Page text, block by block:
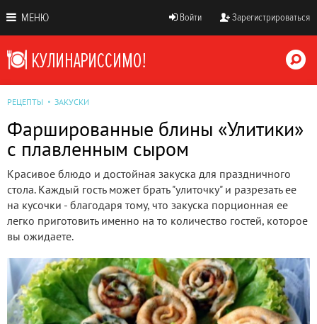
МЕНЮ Войти Зарегистрироваться
РЕЦЕПТЫ ЗАКУСКИ
Фаршированные блины «Улитики»
с плавленным сыром
Красивое блюдо и достойная закуска для праздничного
стола. Каждый гость может брать "улиточку" и разрезать ее
на кусочки - благодаря тому, что закуска порционная ее
легко приготовить именно на то количество гостей, которое
вы ожидаете.